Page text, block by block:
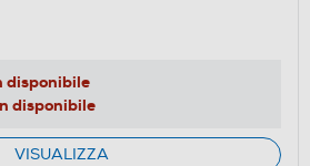
disponibile
disponibile
VISUALIZZA